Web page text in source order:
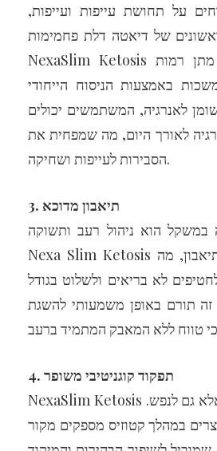
על תחושת עייפות ועייפות,
של דיאטה דלת פחמימות.
NexaSlim Ketosis נלחם בכך על ידי מתן רמות
באמצעות הניסוח הייחודי
לאנרגיה, המשתמשים יכולים
לאורך היום, מה שמפחית את
הסבירות לעייפות ושחיקה.
3. תיאבון מדוכא
במשקל הוא ניהול רעב ותשוקה.
Nexa Slim Ketosis עוזרת לבלום את התיאבון, מה
לא בריאים ולשלוט בגודל
זה תורם באופן משמעותי להשגת
4. תפקוד קוגניטיבי משופר
NexaSlim Ketosis לא רק מועילה לגוף אלא גם לנפש.
במהלך קטוזיס מספקים מקור